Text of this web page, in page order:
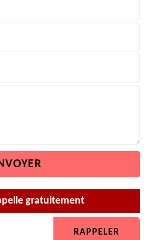
gratuitement